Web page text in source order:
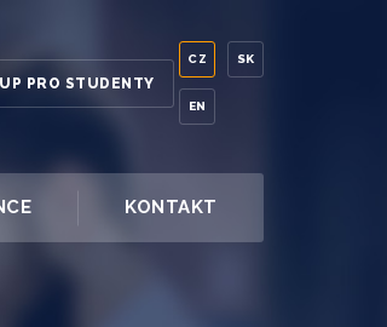
PRO STUDENTY
CZ
EN
SK
KONTAKT